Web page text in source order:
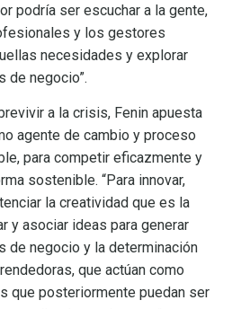
podría ser escuchar a la gente,
y los gestores
necesidades y explorar
de negocio”.
a la crisis, Fenin apuesta
agente de cambio y proceso
para competir eficazmente y
sostenible. “Para innovar,
la creatividad que es la
y asociar ideas para generar
de negocio y la determinación
que actúan como
que posteriormente puedan ser